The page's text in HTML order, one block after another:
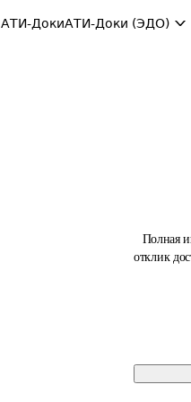
АТИ-ДокиАТИ-Доки (ЭДО)
Полная
отклик